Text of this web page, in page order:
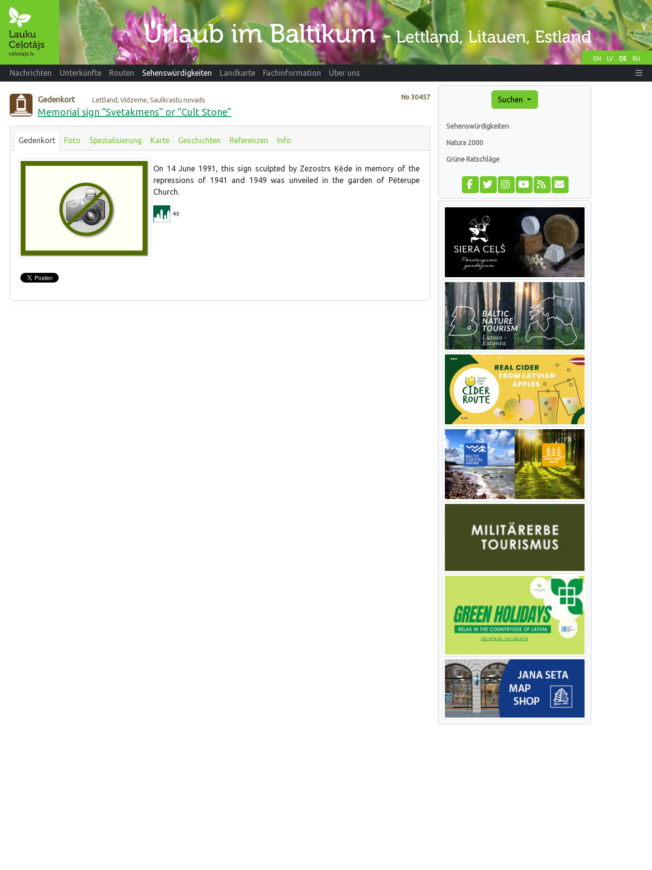
EN LV DE RU
Nachrichten Unterkünfte Routen Sehenswürdigkeiten Landkarte Fachinformation Über uns
No30457
Gedenkort Lettland, Vidzeme, Saulkrastu novads
Memorial sign “Svetakmens" or “Cult Stone”
Gedenkort Foto Spezialisierung Karte Geschichten Referenzen Info
On 14 June 1991, this sign sculpted by Zezostrs Ķēde in memory of the
repressions of 1941 and 1949 was unveiled in the garden of Pēterupe
Church.
45
Suchen
Sehenswürdigkeiten
Natura 2000
Grüne Ratschläge